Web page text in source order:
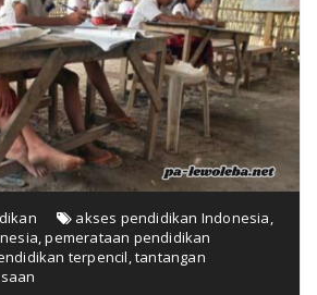
akses pendidikan Indonesia,
,pemerataan pendidikan
terpencil,tantangan